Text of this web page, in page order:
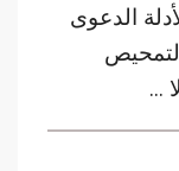
الدعوى
...